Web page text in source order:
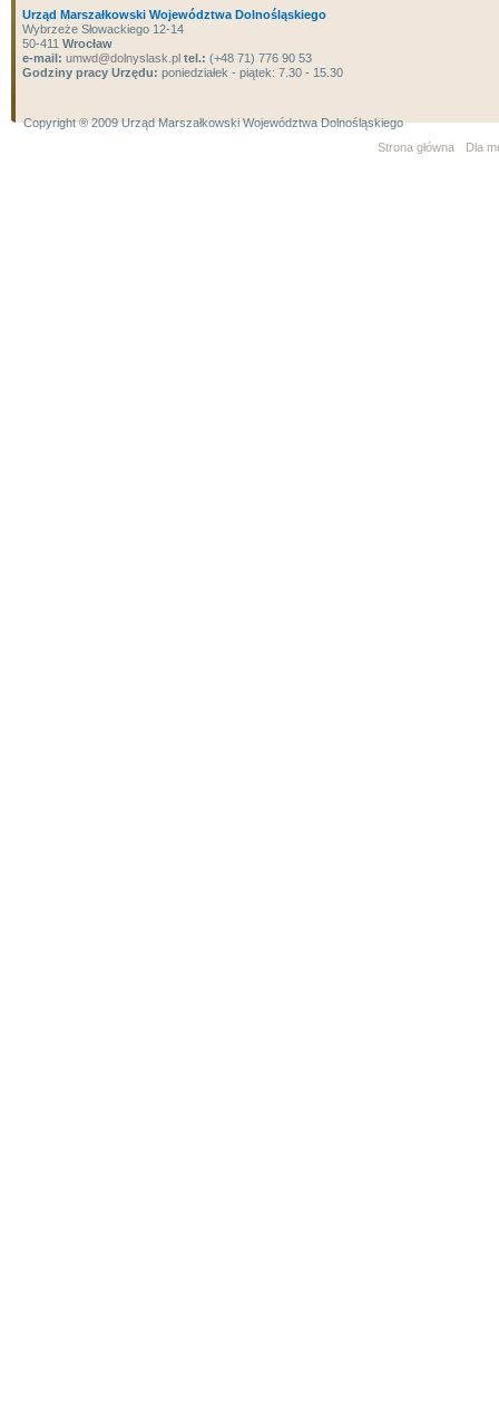
Urząd Marszałkowski Województwa Dolnośląskiego
Wybrzeże Słowackiego 12-14
50-411 Wrocław
e-mail: umwd@dolnyslask.pl tel.: (+48 71) 776 90 53
Godziny pracy Urzędu: poniedziałek - piątek: 7.30 - 15.30
Copyright ® 2009 Urząd Marszałkowski Województwa Dolnośląskiego
Strona główna
Dla